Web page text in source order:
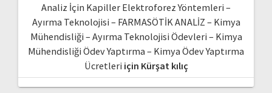
Analiz İçin Kapiller Elektroforez Yöntemleri –
Ayırma Teknolojisi – FARMASÖTİK ANALİZ – Kimya
Mühendisliği – Ayırma Teknolojisi Ödevleri – Kimya
Mühendisliği Ödev Yaptırma – Kimya Ödev Yaptırma
Ücretleri için Kürşat kılıç